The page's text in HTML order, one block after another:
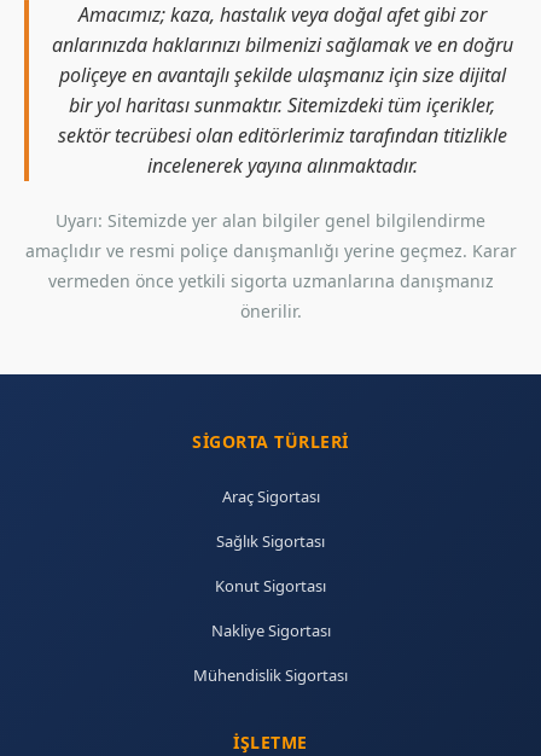
Amacımız; kaza, hastalık veya doğal afet gibi zor
anlarınızda haklarınızı bilmenizi sağlamak ve en doğru
poliçeye en avantajlı şekilde ulaşmanız için size dijital
bir yol haritası sunmaktır. Sitemizdeki tüm içerikler,
sektör tecrübesi olan editörlerimiz tarafından titizlikle
incelenerek yayına alınmaktadır.
Uyarı: Sitemizde yer alan bilgiler genel bilgilendirme
amaçlıdır ve resmi poliçe danışmanlığı yerine geçmez. Karar
vermeden önce yetkili sigorta uzmanlarına danışmanız
önerilir.
SIGORTA TÜRLERI
Araç Sigortası
Sağlık Sigortası
Konut Sigortası
Nakliye Sigortası
Mühendislik Sigortası
İŞLETME